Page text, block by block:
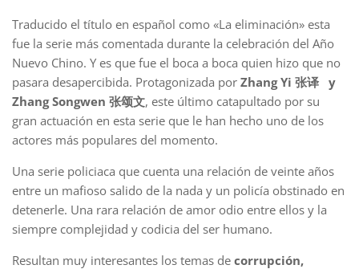
Traducido el título en español como «La eliminación» esta
fue la serie más comentada durante la celebración del Año
Nuevo Chino. Y es que fue el boca a boca quien hizo que no
pasara desapercibida. Protagonizada por Zhang Yi 张译 y
Zhang Songwen 张颂文, este último catapultado por su
gran actuación en esta serie que le han hecho uno de los
actores más populares del momento.
Una serie policiaca que cuenta una relación de veinte años
entre un mafioso salido de la nada y un policía obstinado en
detenerle. Una rara relación de amor odio entre ellos y la
siempre complejidad y codicia del ser humano.
Resultan muy interesantes los temas de corrupción,